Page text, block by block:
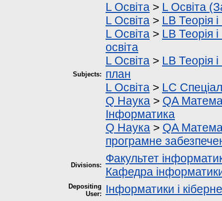
Subjects:
L Освіта > L Освіта
L Освіта > LB Теорія
L Освіта > LB Теорія
освіта
L Освіта > LB Теорія
план
L Освіта > LC
Q Наука > QA
Інформатика
Q Наука > QA
програмне
Divisions:
Факультет
Кафедра інформатики
Depositing
User:
Інформатики і